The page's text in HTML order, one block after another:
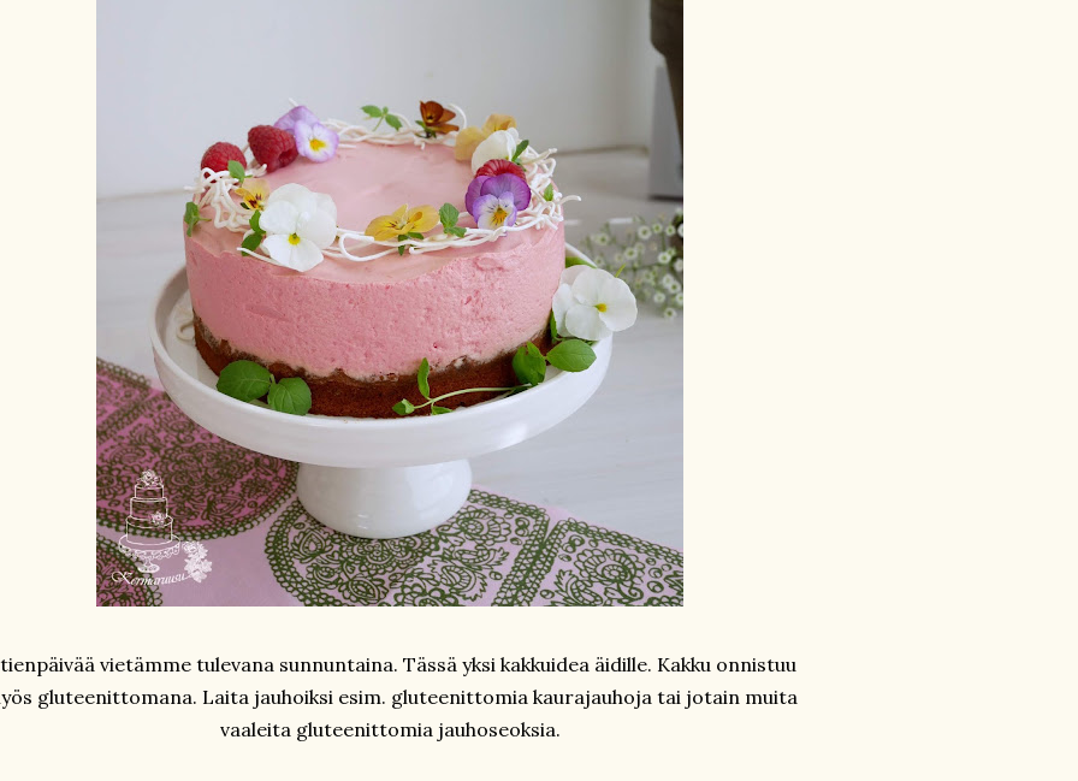
vietämme tulevana sunnuntaina. Tässä yksi kakkuidea äidille. Kakku onnistuu
gluteenittomana. Laita jauhoiksi esim. gluteenittomia kaurajauhoja tai jotain muita
vaaleita gluteenittomia jauhoseoksia.